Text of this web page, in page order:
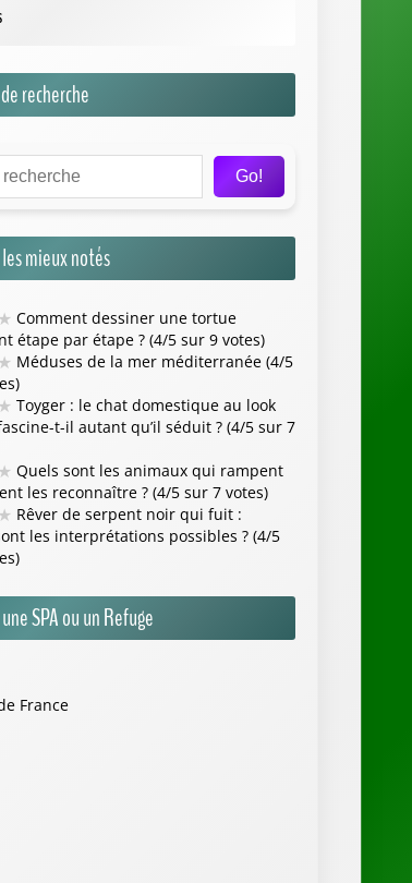
recherche
Go!
mieux notés
★ Comment dessiner une tortue
étape par étape ? (4/5 sur 9 votes)
★ Méduses de la mer méditerranée (4/5
★ Toyger : le chat domestique au look
t-il autant qu’il séduit ? (4/5 sur 7
★ Quels sont les animaux qui rampent
les reconnaître ? (4/5 sur 7 votes)
★ Rêver de serpent noir qui fuit :
les interprétations possibles ? (4/5
SPA ou un Refuge